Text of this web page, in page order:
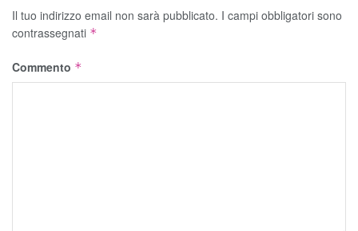
Il tuo indirizzo email non sarà pubblicato. I campi obbligatori sono
contrassegnati *
Commento *